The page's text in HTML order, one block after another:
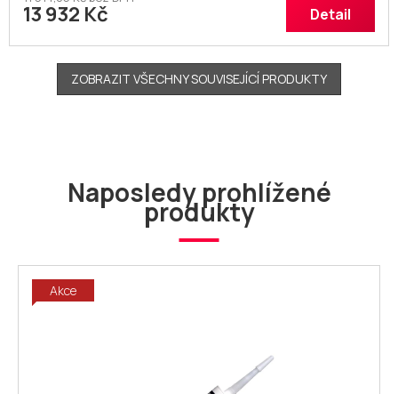
13 932 Kč Detail
ZOBRAZIT VŠECHNY SOUVISEJÍCÍ PRODUKTY
Naposledy prohlížené
produkty
Akce